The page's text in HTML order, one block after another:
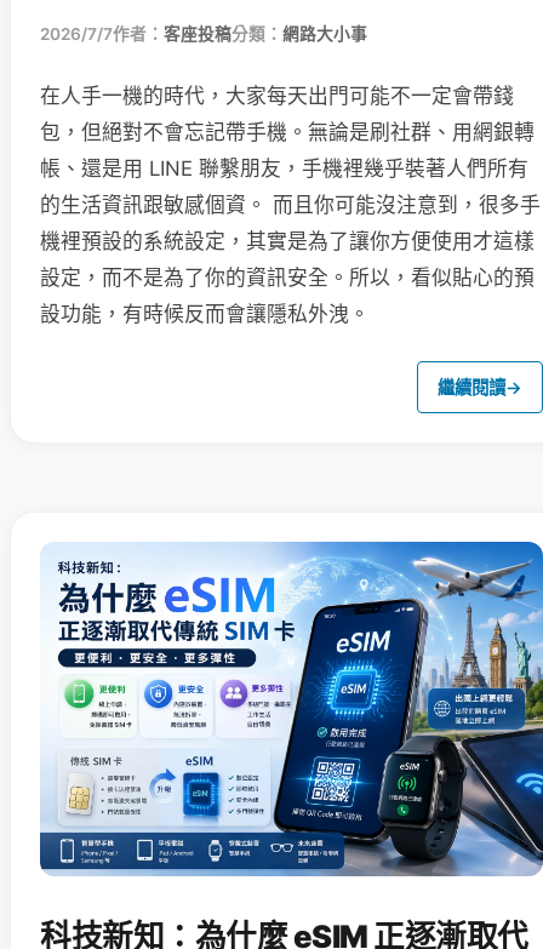
2026/7/7作者： 客座投稿分類： 網路大小事
在人手一機的時代，大家每天出門可能不一定會帶錢
包，但絕對不會忘記帶手機。無論是刷社群、用網銀轉
帳、還是用 LINE 聯繫朋友，手機裡幾乎裝著人們所有
的生活資訊跟敏感個資。 而且你可能沒注意到，很多手
機裡預設的系統設定，其實是為了讓你方便使用才這樣
設定，而不是為了你的資訊安全。所以，看似貼心的預
設功能，有時候反而會讓隱私外洩。
繼續閱讀→
科技新知：為什麼 eSIM 正逐漸取代